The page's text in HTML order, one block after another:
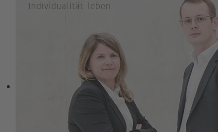
Leistung (in unserer Kultur) als zur
Gehen Sie spazieren in Wald und Flur.
Oder besuchen Sie unseren Workshop
zum Thema - „Coaching-Retreat: Wandern
und Arbeiten an relevanten
Lebensthemen" ...